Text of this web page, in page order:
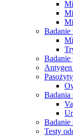
Badanie
Badanie
Badanie
Testy